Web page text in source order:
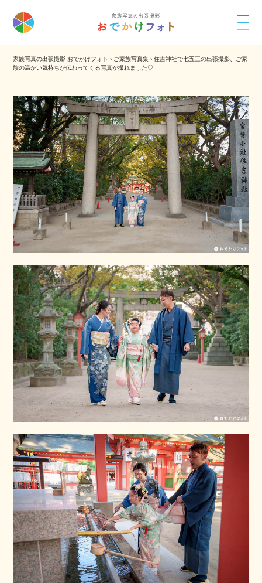
家族写真の出張撮影 おでかけフォト › ご家族写真集 ›住吉神社で七五三の出張撮影、ご家
族の温かい気持ちが伝わってくる写真が撮れました♡